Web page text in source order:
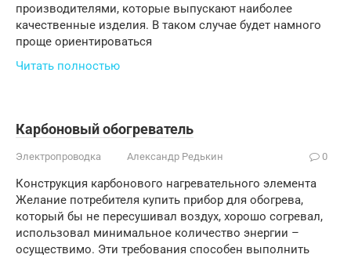
производителями, которые выпускают наиболее
качественные изделия. В таком случае будет намного
проще ориентироваться
Читать полностью
Карбоновый обогреватель
Электропроводка Александр Редькин 0
Конструкция карбонового нагревательного элемента
Желание потребителя купить прибор для обогрева,
который бы не пересушивал воздух, хорошо согревал,
использовал минимальное количество энергии –
осуществимо. Эти требования способен выполнить